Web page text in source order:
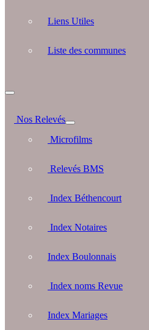
Liens Utiles
Liste des communes
Nos Relevés
Microfilms
Relevés BMS
Index Béthencourt
Index Notaires
Index Boulonnais
Index noms Revue
Index Mariages